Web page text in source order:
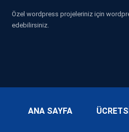
Özel wordpress projeleriniz için
edebilirsiniz.
ANA SAYFA